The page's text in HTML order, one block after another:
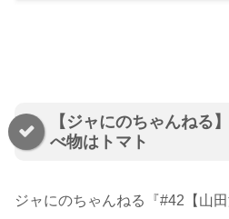
【ジャにのちゃんねる
べ物はトマト
ジャにのちゃんねる『#42【山